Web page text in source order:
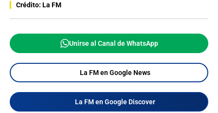
Crédito: La FM
Unirse al Canal de WhatsApp
La FM en Google News
La FM en Google Discover